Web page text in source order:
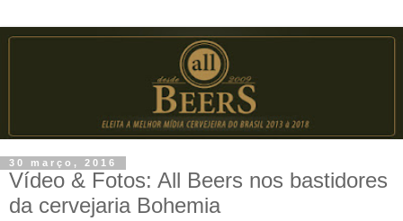
30 março, 2016
Vídeo & Fotos: All Beers nos bastidores
da cervejaria Bohemia